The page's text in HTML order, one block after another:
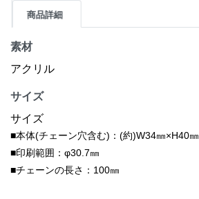
商品詳細
素材
アクリル
サイズ
サイズ
■本体(チェーン穴含む)：(約)W34㎜×H40㎜
■印刷範囲：φ30.7㎜
■チェーンの長さ：100㎜